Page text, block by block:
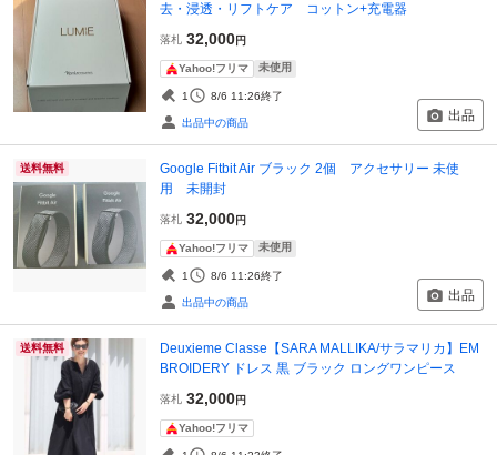
去・浸透・リフトケア コットン+充電器
落札 32,000円
Yahoo!フリマ 未使用
1 8/6 11:26終了
出品中の商品 出品
送料無料
Google Fitbit Air ブラック 2個 アクセサリー 未使
用 未開封
落札 32,000円
Yahoo!フリマ 未使用
1 8/6 11:26終了
出品中の商品 出品
送料無料
Deuxieme Classe【SARA MALLIKA/サラマリカ】EM
BROIDERY ドレス 黒 ブラック ロングワンピース
落札 32,000円
Yahoo!フリマ